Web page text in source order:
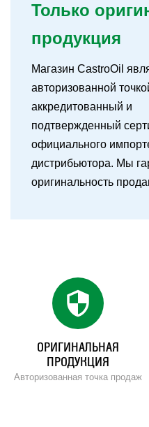
Только
продукция
Магазин CastroOil
авторизованной
аккредитованный и
подтвержденный
официального
дистрибьютора. Мы
оригинальность
security
ОРИГИНАЛЬНАЯ
ПРОДУКЦИЯ
Авторизованная точка продаж